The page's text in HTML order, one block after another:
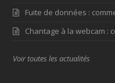
Fuite de données :
Chantage à la webcam :
Voir toutes les actualités